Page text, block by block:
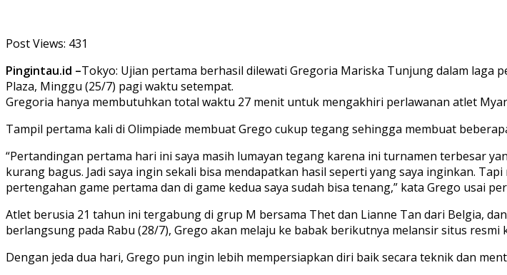
Post Views: 431
Pingintau.id –Tokyo: Ujian pertama berhasil dilewati Gregoria Mariska Tunjung dalam
Plaza, Minggu (25/7) pagi waktu setempat.
Gregoria hanya membutuhkan total waktu 27 menit untuk mengakhiri perlawanan atlet
Tampil pertama kali di Olimpiade membuat Grego cukup tegang sehingga membuat
“Pertandingan pertama hari ini saya masih lumayan tegang karena ini turnamen terbesar
kurang bagus. Jadi saya ingin sekali bisa mendapatkan hasil seperti yang saya inginkan.
pertengahan game pertama dan di game kedua saya sudah bisa tenang,” kata Grego usai
Atlet berusia 21 tahun ini tergabung di grup M bersama Thet dan Lianne Tan dari Belgia,
berlangsung pada Rabu (28/7), Grego akan melaju ke babak berikutnya melansir situs resmi
Dengan jeda dua hari, Grego pun ingin lebih mempersiapkan diri baik secara teknik dan